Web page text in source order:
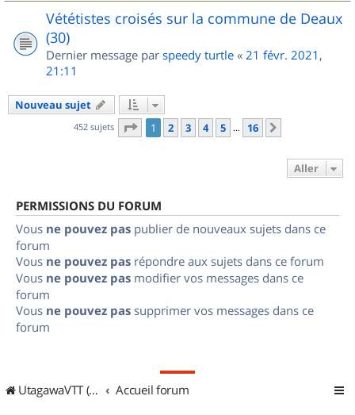
Vététistes croisés sur la commune de Deaux
(30)
Dernier message par speedy turtle « 21 févr. 2021,
21:11
Nouveau sujet
452 sujets Page 1sur
1 2 3 4 5 … 16
Aller
PERMISSIONS DU FORUM
Vous ne pouvez pas publier de nouveaux sujets dans ce
forum
Vous ne pouvez pas répondre aux sujets dans ce forum
Vous ne pouvez pas modifier vos messages dans ce
forum
Vous ne pouvez pas supprimer vos messages dans ce
forum
UtagawaVTT (Randos VTT et VTTAE avec traces GPS) Accueil forum